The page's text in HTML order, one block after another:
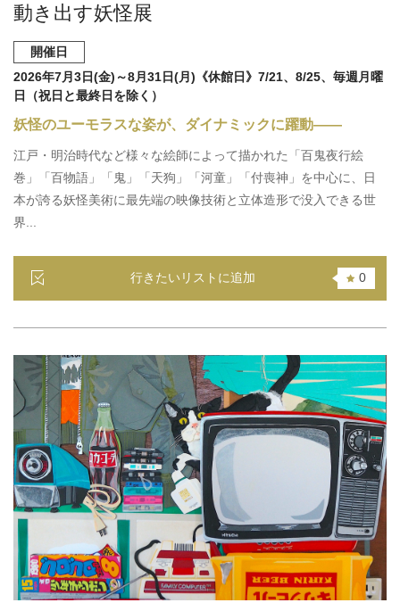
動き出す妖怪展
開催日
2026年7月3日(金)～8月31日(月)《休館日》7/21、8/25、毎週月曜
日（祝日と最終日を除く）
妖怪のユーモラスな姿が、ダイナミックに躍動——
江戸・明治時代など様々な絵師によって描かれた「百鬼夜行絵
巻」「百物語」「鬼」「天狗」「河童」「付喪神」を中心に、日
本が誇る妖怪美術に最先端の映像技術と立体造形で没入できる世
界...
行きたいリストに追加 0